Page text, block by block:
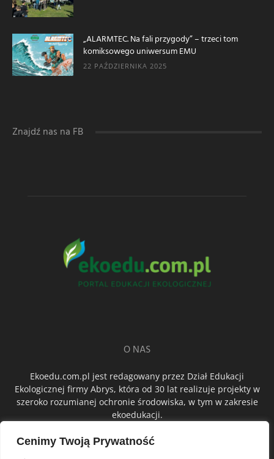
Cenimy Twoją Prywatność
„ALARMTEC. Na fali przygody” – trzeci tom
komiksowego uniwersum EMU
22 PAŹDZIERNIKA 2025
Znajdź nas na FB
O NAS
Ekoedu.com.pl jest redagowany przez Dział Edukacji
Ekologicznej firmy Abrys, która od 30 lat realizuje projekty w
szeroko rozumianej ochronie środowiska, w tym w zakresie
ekoedukacji.